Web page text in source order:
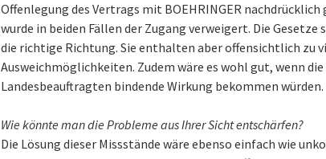
Offenlegung des Vertrags mit BOEHRINGER
wurde in beiden Fällen der Zugang verweigert. Die Gesetze
die richtige Richtung. Sie enthalten aber offensichtlich zu
Ausweichmöglichkeiten. Zudem wäre es wohl gut, wenn
Landesbeauftragten bindende Wirkung bekommen würden.
Wie könnte man die Probleme aus Ihrer Sicht entschärfen?
Die Lösung dieser Missstände wäre ebenso einfach wie